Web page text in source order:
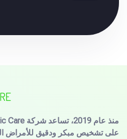
تشخيص مبكر ودقيق للأمراض